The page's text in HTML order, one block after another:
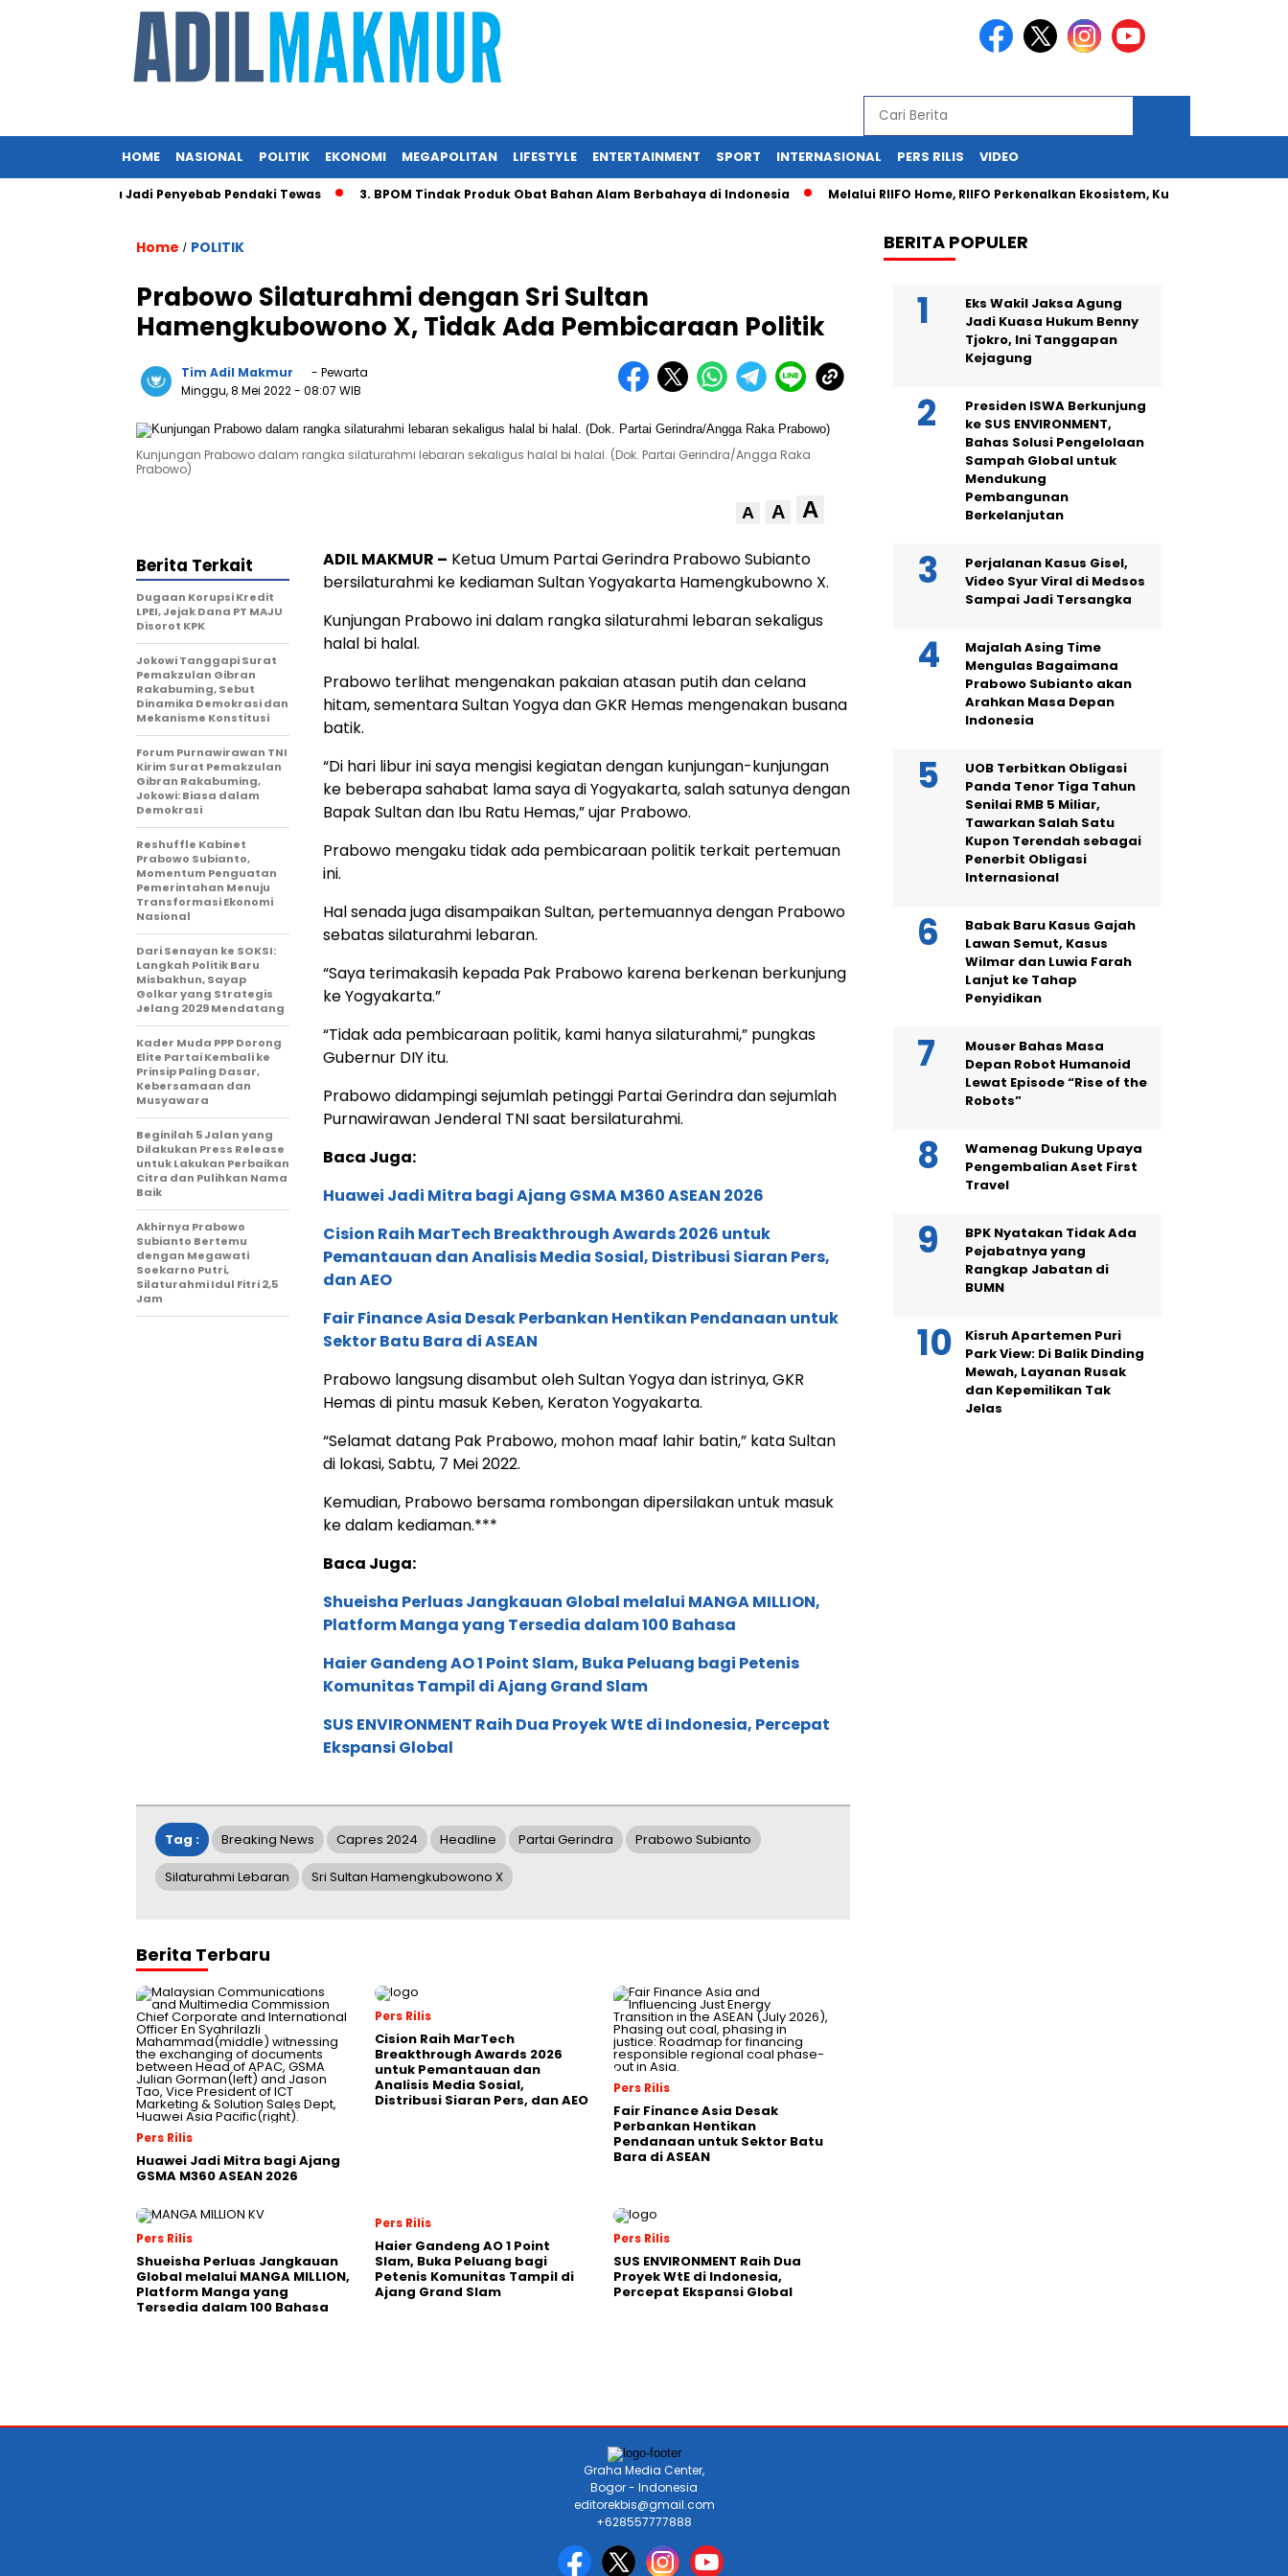
HOME NASIONAL POLITIK EKONOMI MEGAPOLITAN LIFESTYLE ENTERTAINMENT SPORT INTERNASIONAL PERS RILIS VIDEO
Angin Diduga Jadi Penyebab Pendaki Tewas 3. BPOM Tindak Produk Obat Bahan Alam Berbahaya di Indonesia Melalui RIIFO Home, RIIFO Perkenalkan Ekosistem, Kualitas, dan Inovasi
Home / POLITIK
Prabowo Silaturahmi dengan Sri Sultan
Hamengkubowono X, Tidak Ada Pembicaraan Politik
Tim Adil Makmur
- Pewarta
Minggu, 8 Mei 2022- 08:07 WIB
Kunjungan Prabowo dalam rangka silaturahmi lebaran sekaligus halal bi halal. (Dok. Partai Gerindra/Angga Raka
Prabowo)
A A A
ADIL MAKMUR – Ketua Umum Partai Gerindra Prabowo Subianto
bersilaturahmi ke kediaman Sultan Yogyakarta Hamengkubowno X.
Kunjungan Prabowo ini dalam rangka silaturahmi lebaran sekaligus
halal bi halal.
Prabowo terlihat mengenakan pakaian atasan putih dan celana
hitam, sementara Sultan Yogya dan GKR Hemas mengenakan busana
batik.
“Di hari libur ini saya mengisi kegiatan dengan kunjungan-kunjungan
ke beberapa sahabat lama saya di Yogyakarta, salah satunya dengan
Bapak Sultan dan Ibu Ratu Hemas,” ujar Prabowo.
Prabowo mengaku tidak ada pembicaraan politik terkait pertemuan
ini.
Hal senada juga disampaikan Sultan, pertemuannya dengan Prabowo
sebatas silaturahmi lebaran.
“Saya terimakasih kepada Pak Prabowo karena berkenan berkunjung
ke Yogyakarta.”
“Tidak ada pembicaraan politik, kami hanya silaturahmi,” pungkas
Gubernur DIY itu.
Prabowo didampingi sejumlah petinggi Partai Gerindra dan sejumlah
Purnawirawan Jenderal TNI saat bersilaturahmi.
Baca Juga:
Huawei Jadi Mitra bagi Ajang GSMA M360 ASEAN 2026
Cision Raih MarTech Breakthrough Awards 2026 untuk
Pemantauan dan Analisis Media Sosial, Distribusi Siaran Pers,
dan AEO
Fair Finance Asia Desak Perbankan Hentikan Pendanaan untuk
Sektor Batu Bara di ASEAN
Prabowo langsung disambut oleh Sultan Yogya dan istrinya, GKR
Hemas di pintu masuk Keben, Keraton Yogyakarta.
“Selamat datang Pak Prabowo, mohon maaf lahir batin,” kata Sultan
di lokasi, Sabtu, 7 Mei 2022.
Kemudian, Prabowo bersama rombongan dipersilakan untuk masuk
ke dalam kediaman.***
Baca Juga:
Shueisha Perluas Jangkauan Global melalui MANGA MILLION,
Platform Manga yang Tersedia dalam 100 Bahasa
Haier Gandeng AO 1 Point Slam, Buka Peluang bagi Petenis
Komunitas Tampil di Ajang Grand Slam
SUS ENVIRONMENT Raih Dua Proyek WtE di Indonesia, Percepat
Ekspansi Global
Berita Terkait
Dugaan Korupsi Kredit
LPEI, Jejak Dana PT MAJU
Disorot KPK
Jokowi Tanggapi Surat
Pemakzulan Gibran
Rakabuming, Sebut
Dinamika Demokrasi dan
Mekanisme Konstitusi
Forum Purnawirawan TNI
Kirim Surat Pemakzulan
Gibran Rakabuming,
Jokowi: Biasa dalam
Demokrasi
Reshuffle Kabinet
Prabowo Subianto,
Momentum Penguatan
Pemerintahan Menuju
Transformasi Ekonomi
Nasional
Dari Senayan ke SOKSI:
Langkah Politik Baru
Misbakhun, Sayap
Golkar yang Strategis
Jelang 2029 Mendatang
Kader Muda PPP Dorong
Elite Partai Kembali ke
Prinsip Paling Dasar,
Kebersamaan dan
Musyawara
Beginilah 5 Jalan yang
Dilakukan Press Release
untuk Lakukan Perbaikan
Citra dan Pulihkan Nama
Baik
Akhirnya Prabowo
Subianto Bertemu
dengan Megawati
Soekarno Putri,
Silaturahmi Idul Fitri 2,5
Jam
Tag : Breaking News Capres 2024 Headline Partai Gerindra Prabowo Subianto
Silaturahmi Lebaran Sri Sultan Hamengkubowono X
Berita Terbaru
Pers Rilis
Huawei Jadi Mitra bagi Ajang
GSMA M360 ASEAN 2026
Pers Rilis
Cision Raih MarTech
Breakthrough Awards 2026
untuk Pemantauan dan
Analisis Media Sosial,
Distribusi Siaran Pers, dan AEO
Pers Rilis
Fair Finance Asia Desak
Perbankan Hentikan
Pendanaan untuk Sektor Batu
Bara di ASEAN
Pers Rilis
Shueisha Perluas Jangkauan
Global melalui MANGA MILLION,
Platform Manga yang
Tersedia dalam 100 Bahasa
Pers Rilis
Haier Gandeng AO 1 Point
Slam, Buka Peluang bagi
Petenis Komunitas Tampil di
Ajang Grand Slam
Pers Rilis
SUS ENVIRONMENT Raih Dua
Proyek WtE di Indonesia,
Percepat Ekspansi Global
BERITA POPULER
Eks Wakil Jaksa Agung
Jadi Kuasa Hukum Benny
Tjokro, Ini Tanggapan
Kejagung
Presiden ISWA Berkunjung
ke SUS ENVIRONMENT,
Bahas Solusi Pengelolaan
Sampah Global untuk
Mendukung
Pembangunan
Berkelanjutan
Perjalanan Kasus Gisel,
Video Syur Viral di Medsos
Sampai Jadi Tersangka
Majalah Asing Time
Mengulas Bagaimana
Prabowo Subianto akan
Arahkan Masa Depan
Indonesia
UOB Terbitkan Obligasi
Panda Tenor Tiga Tahun
Senilai RMB 5 Miliar,
Tawarkan Salah Satu
Kupon Terendah sebagai
Penerbit Obligasi
Internasional
Babak Baru Kasus Gajah
Lawan Semut, Kasus
Wilmar dan Luwia Farah
Lanjut ke Tahap
Penyidikan
Mouser Bahas Masa
Depan Robot Humanoid
Lewat Episode “Rise of the
Robots”
Wamenag Dukung Upaya
Pengembalian Aset First
Travel
BPK Nyatakan Tidak Ada
Pejabatnya yang
Rangkap Jabatan di
BUMN
Kisruh Apartemen Puri
Park View: Di Balik Dinding
Mewah, Layanan Rusak
dan Kepemilikan Tak
Jelas
Graha Media Center,
Bogor - Indonesia
editorekbis@gmail.com
+628557777888